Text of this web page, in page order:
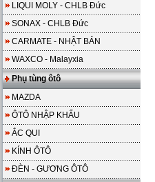
LIQUI MOLY - CHLB Đức
SONAX - CHLB Đức
CARMATE - NHẬT BẢN
WAXCO - Malayxia
Phụ tùng ôtô
MAZDA
ÔTÔ NHẬP KHẨU
ẮC QUI
KÍNH ÔTÔ
ĐÈN - GƯƠNG ÔTÔ